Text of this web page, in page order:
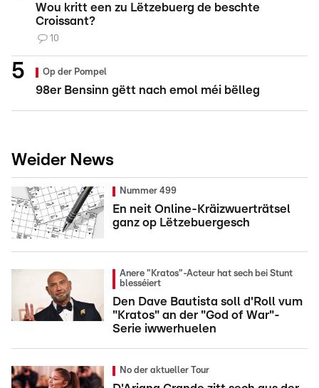
Wou kritt een zu Lëtzebuerg de beschte
Croissant?
10
Op der Pompel
98er Bensinn gëtt nach emol méi bëlleg
Weider News
Nummer 499
En neit Online-Kräizwuerträtsel
ganz op Lëtzebuergesch
Anere "Kratos"-Acteur hat sech bei Stunt
blesséiert
Den Dave Bautista soll d'Roll vum
"Kratos" an der "God of War"-
Serie iwwerhuelen
No der aktueller Tour